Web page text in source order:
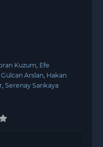
Kuzum Efe
Gülcan Arslan Hakan
Serenay Sarıkaya